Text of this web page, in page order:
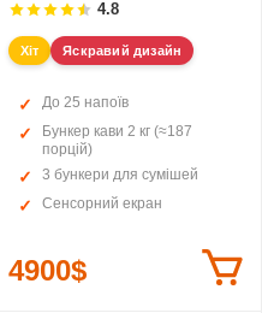
4.8
Хіт Яскравий дизайн
До 25 напоїв
Бункер кави 2 кг (≈187
порцій)
3 бункери для сумішей
Сенсорний екран
4900$